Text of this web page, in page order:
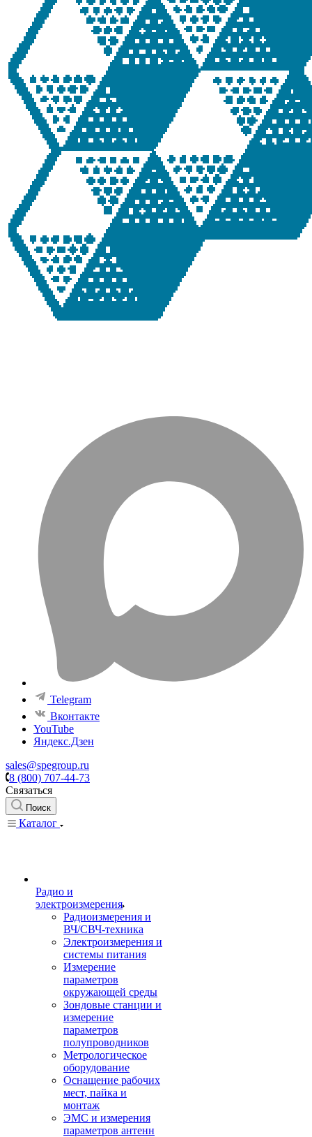
Telegram
Вконтакте
YouTube
Яндекс.Дзен
sales@spegroup.ru
8 (800) 707-44-73
Связаться
Поиск
Каталог
Радио и
электроизмерения
Радиоизмерения и
ВЧ/СВЧ-техника
Электроизмерения и
системы питания
Измерение
параметров
окружающей среды
Зондовые станции и
измерение
параметров
полупроводников
Метрологическое
оборудование
Оснащение рабочих
мест, пайка и
монтаж
ЭМС и измерения
параметров антенн